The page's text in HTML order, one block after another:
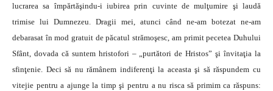
lucrarea sa împărtăşindu-i iubirea prin cuvinte de mulţumire şi laudă
trimise lui Dumnezeu. Dragii mei, atunci când ne-am botezat ne-am
debarasat în mod gratuit de păcatul strămoşesc, am primit pecetea Duhului
Sfânt, dovada că suntem hristofori – „purtători de Hristos” şi învitaţia la
sfinţenie. Deci să nu rămânem indiferenţi la aceasta şi să răspundem cu
vitejie pentru a ajunge la timp şi pentru a nu risca să primim ca răspuns: